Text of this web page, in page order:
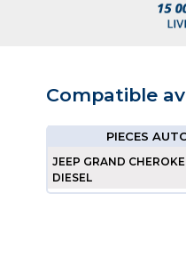
Compatible
PIECES
JEEP GRAND
DIESEL